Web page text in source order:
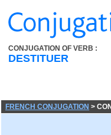
CONJUGATION OF VERB :
DESTITUER
FRENCH CONJUGATION >